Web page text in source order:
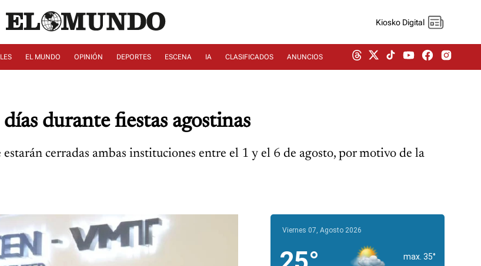
Kiosko Digital
EL MUNDO OPINIÓN DEPORTES ESCENA IA CLASIFICADOS ANUNCIOS
durante fiestas agostinas
cerradas ambas instituciones entre el 1 y el 6 de agosto, por motivo de la
Viernes 07, Agosto 2026
max. 35°